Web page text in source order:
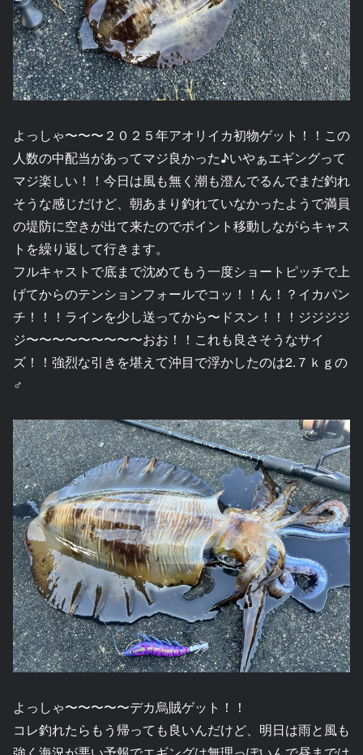
よっしゃ〜〜〜２０２５年アオリイカ初物ゲット！！この
人数の中配当があってマジ良かった♪いやぁエギングって
マジ楽しい！！今日は風も無く潮も澄んでるんでまだ釣れ
そうな感じだけど、朝あまり釣れていなかったようで満員
の堤防に空きが出て来たのでポイント移動しながらキャス
トを繰り返して行きます。
フルキャストで底まで沈めてもう一度ショートピッチで上
げてからのテンションフォールでコッ！！ん！？イカパン
チ！！！ラインを少し送ってから〜ドスン！！！ジジジジ
ジ〜〜〜〜〜〜〜〜〜おお！！これも良さそうなサイ
ズ！！強烈な引きを堪えて沖目で浮かしたのは2.７ｋｇの
♂
よっしゃ〜〜〜〜〜デカ烏賊ゲット！！
コレ釣れたらもう帰っても良いんだけど、明日は雨と風も